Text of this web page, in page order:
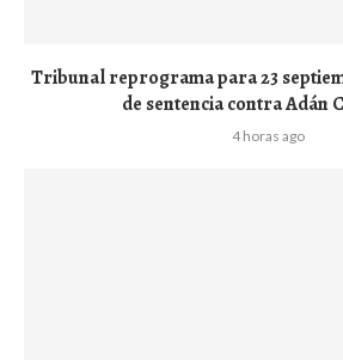
Tribunal reprograma para 23
de sentencia contra Adán
4 horas ago